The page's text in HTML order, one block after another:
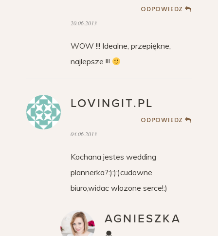
ODPOWIEDZ
20.06.2013
WOW !!! Idealne, przepiękne,
najlepsze !!!
LOVINGIT.PL
ODPOWIEDZ
04.06.2013
Kochana jestes wedding
plannerka?:):):)cudowne
biuro,widac wlozone serce!:)
AGNIESZKA